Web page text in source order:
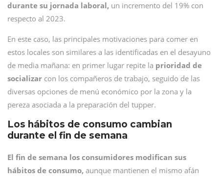
durante su jornada laboral, un incremento del 19% con
respecto al 2023.
En este caso, las principales motivaciones para comer en
estos locales son similares a las identificadas en el desayuno
de media mañana: en primer lugar repite la prioridad de
socializar con los compañeros de trabajo, seguido de las
diversas opciones de menú económico por la zona y la
pereza asociada a la preparación del tupper.
Los hábitos de consumo cambian
durante el fin de semana
El fin de semana los consumidores modifican sus
hábitos de consumo, aunque mantienen el mismo afán